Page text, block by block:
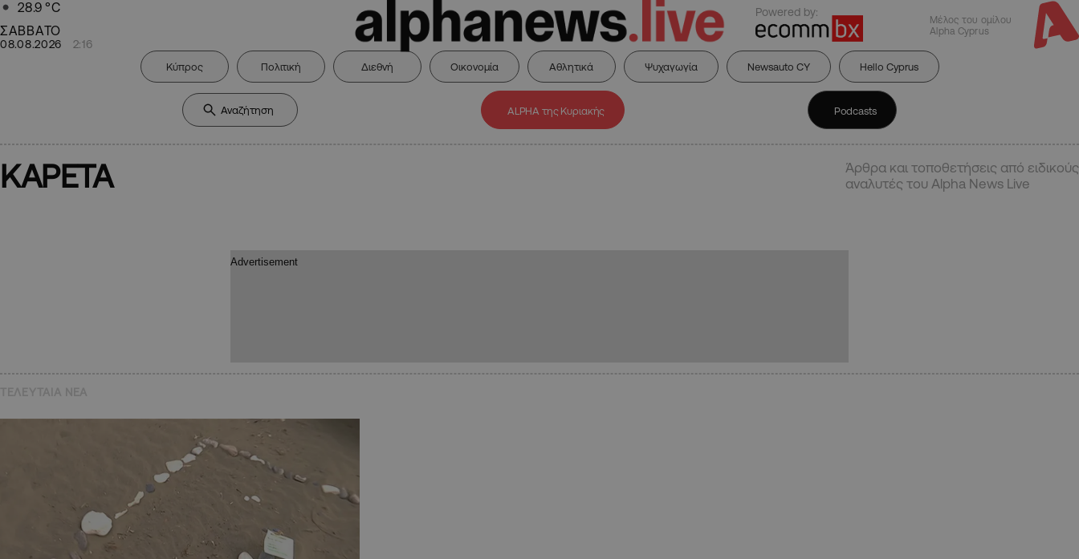
28.9 °C
ΣΑΒΒΑΤΟ
08.08.2026 2:16
Powered by:
Μέλος του ομίλου
Alpha Cyprus
Κύπρος Πολιτική Διεθνή Οικονομία Αθλητικά Ψυχαγωγία Newsauto CY Hello Cyprus
ALPHA της Κυριακής Podcasts
ΚΑΡΕΤΑ
Άρθρα και τοποθετήσεις από ειδικούς
αναλυτές του Alpha News Live